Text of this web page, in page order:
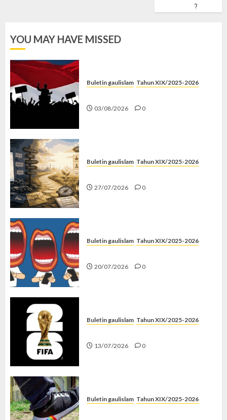
?
YOU MAY HAVE MISSED
Buletin gaulislam Tahun XIX/2025-2026
03/08/2026 0
Buletin gaulislam Tahun XIX/2025-2026
27/07/2026 0
Buletin gaulislam Tahun XIX/2025-2026
20/07/2026 0
Buletin gaulislam Tahun XIX/2025-2026
13/07/2026 0
Buletin gaulislam Tahun XIX/2025-2026